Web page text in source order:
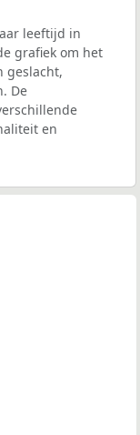
leeftijd in
grafiek om het
geslacht,
De
en